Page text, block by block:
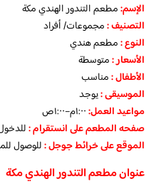
الإسم:مطعم التندور الهندي مكة
التصنيف:مجموعات/ أفراد
النوع:مطعم هندي
الأسعار:متوسطة
الأطفال:مناسب
الموسيقى:يوجد
مواعيد العمل:١:٠٠م–١:٠٠ص
صفحه المطعم على انستقرام:
الموقع على خرائط جوجل:للوصول
عنوان مطعم التندور الهندي مكة